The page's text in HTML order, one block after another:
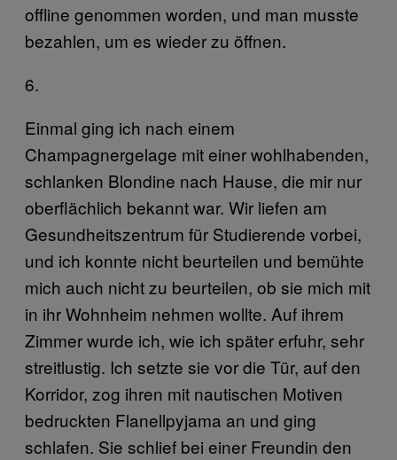
offline genommen worden, und man musste
bezahlen, um es wieder zu öffnen.
6.
Einmal ging ich nach einem
Champagnergelage mit einer wohlhabenden,
schlanken Blondine nach Hause, die mir nur
oberflächlich bekannt war. Wir liefen am
Gesundheitszentrum für Studierende vorbei,
und ich konnte nicht beurteilen und bemühte
mich auch nicht zu beurteilen, ob sie mich mit
in ihr Wohnheim nehmen wollte. Auf ihrem
Zimmer wurde ich, wie ich später erfuhr, sehr
streitlustig. Ich setzte sie vor die Tür, auf den
Korridor, zog ihren mit nautischen Motiven
bedruckten Flanellpyjama an und ging
schlafen. Sie schlief bei einer Freundin den